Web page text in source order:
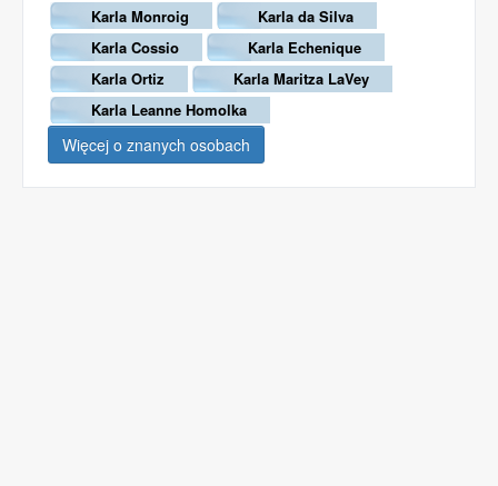
Karla Monroig
Karla da Silva
Karla Cossio
Karla Echenique
Karla Ortiz
Karla Maritza LaVey
Karla Leanne Homolka
Więcej o znanych osobach